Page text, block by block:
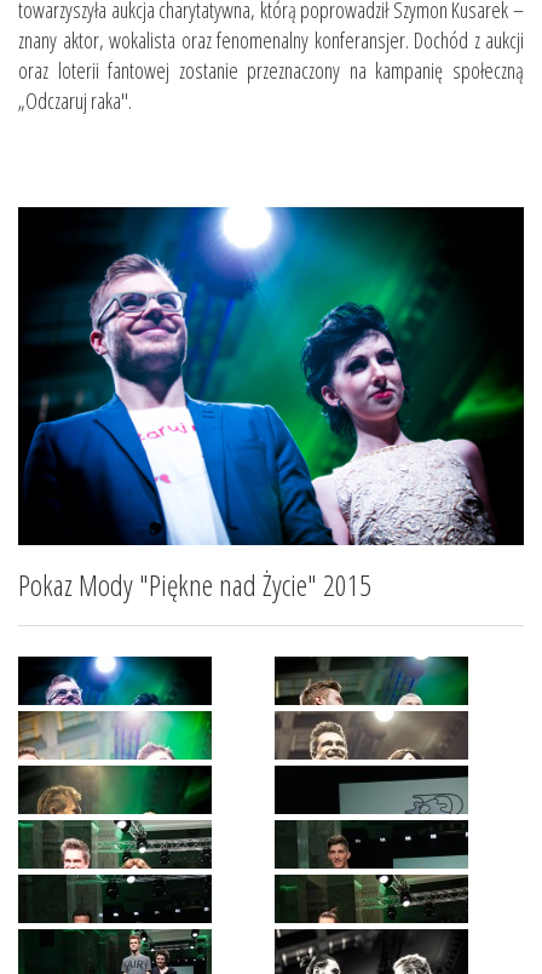
towarzyszyła aukcja charytatywna, którą poprowadził Szymon Kusarek –
znany aktor, wokalista oraz fenomenalny konferansjer. Dochód z aukcji
oraz loterii fantowej zostanie przeznaczony na kampanię społeczną
„Odczaruj raka".
Pokaz Mody "Piękne nad Życie" 2015